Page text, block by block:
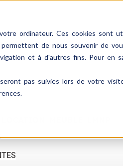
ordinateur. Ces cookies sont
de nous souvenir de
et à d'autres fins. Pour en
pas suivies lors de votre